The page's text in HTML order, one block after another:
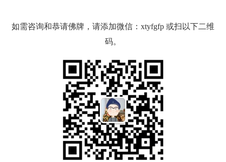
如需咨询和恭请佛牌，请添加微信：xtyfgfp 或扫以下二维
码。